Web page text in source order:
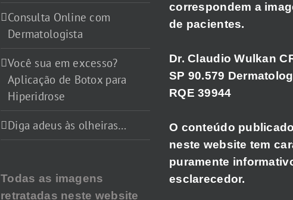
Consulta Online com
Dermatologista
Você sua em excesso?
Aplicação de Botox para
Hiperidrose
Diga adeus às olheiras…
Todas as imagens
retratadas neste website
correspondem a
de pacientes.
Dr. Claudio Wulkan
SP 90.579
RQE 39944
O conteúdo publicado
neste website tem
puramente
esclarecedor.